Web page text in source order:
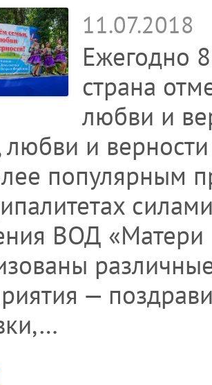
11.07.2018
Ежегодно
страна
любви и
любви и
популярным
ВОД «Матери
—